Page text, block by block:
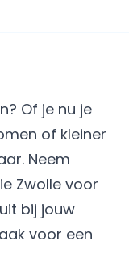
Of je nu je
of kleiner
Neem
Zwolle voor
bij jouw
voor een